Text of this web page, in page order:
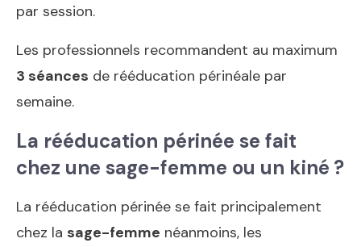
par session.
Les professionnels recommandent au maximum
3 séances de rééducation périnéale par
semaine.
La rééducation périnée se fait
chez une sage-femme ou un kiné ?
La rééducation périnée se fait principalement
chez la sage-femme néanmoins, les